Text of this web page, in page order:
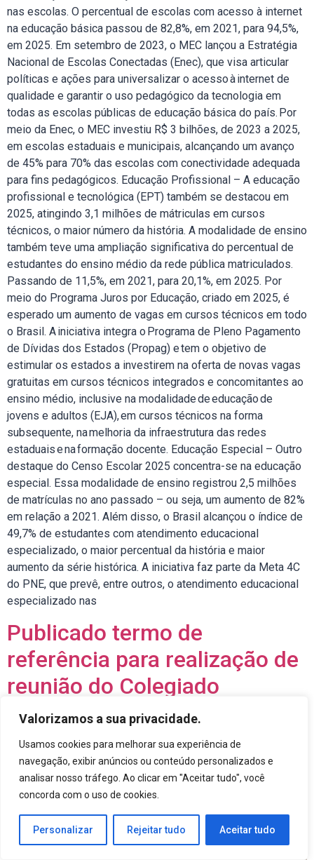
Valorizamos a sua privacidade.
Usamos cookies para melhorar sua experiência de
navegação, exibir anúncios ou conteúdo personalizados e
analisar nosso tráfego. Ao clicar em "Aceitar tudo", você
concorda com o uso de cookies.
Personalizar Rejeitar tudo Aceitar tudo
nas escolas. O percentual de escolas com acesso à internet
na educação básica passou de 82,8%, em 2021, para 94,5%,
em 2025. Em setembro de 2023, o MEC lançou a Estratégia
Nacional de Escolas Conectadas (Enec), que visa articular
políticas e ações para universalizar o acesso à internet de
qualidade e garantir o uso pedagógico da tecnologia em
todas as escolas públicas de educação básica do país. Por
meio da Enec, o MEC investiu R$ 3 bilhões, de 2023 a 2025,
em escolas estaduais e municipais, alcançando um avanço
de 45% para 70% das escolas com conectividade adequada
para fins pedagógicos. Educação Profissional – A educação
profissional e tecnológica (EPT) também se destacou em
2025, atingindo 3,1 milhões de mátriculas em cursos
técnicos, o maior número da história. A modalidade de ensino
também teve uma ampliação significativa do percentual de
estudantes do ensino médio da rede pública matriculados.
Passando de 11,5%, em 2021, para 20,1%, em 2025. Por
meio do Programa Juros por Educação, criado em 2025, é
esperado um aumento de vagas em cursos técnicos em todo
o Brasil. A iniciativa integra o Programa de Pleno Pagamento
de Dívidas dos Estados (Propag) e tem o objetivo de
estimular os estados a investirem na oferta de novas vagas
gratuitas em cursos técnicos integrados e concomitantes ao
ensino médio, inclusive na modalidade de educação de
jovens e adultos (EJA), em cursos técnicos na forma
subsequente, na melhoria da infraestrutura das redes
estaduais e na formação docente. Educação Especial – Outro
destaque do Censo Escolar 2025 concentra-se na educação
especial. Essa modalidade de ensino registrou 2,5 milhões
de matrículas no ano passado – ou seja, um aumento de 82%
em relação a 2021. Além disso, o Brasil alcançou o índice de
49,7% de estudantes com atendimento educacional
especializado, o maior percentual da história e maior
aumento da série histórica. A iniciativa faz parte da Meta 4C
do PNE, que prevê, entre outros, o atendimento educacional
especializado nas
Publicado termo de
referência para realização de
reunião do Colegiado
Ampliado da Undime